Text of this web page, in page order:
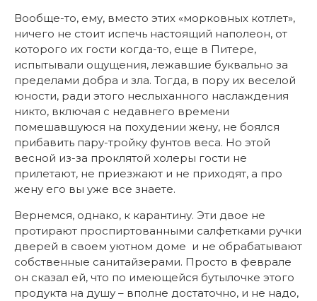
Вообще-то, ему, вместо этих «морковных котлет»,
ничего не стоит испечь настоящий наполеон, от
которого их гости когда-то, еще в Питере,
испытывали ощущения, лежавшие буквально за
пределами добра и зла. Тогда, в пору их веселой
юности, ради этого неслыханного наслаждения
никто, включая с недавнего времени
помешавшуюся на похудении жену, не боялся
прибавить пару-тройку фунтов веса. Но этой
весной из-за проклятой холеры гости не
прилетают, не приезжают и не приходят, а про
жену его вы уже все знаете.
Вернемся, однако, к карантину. Эти двое не
протирают проспиртованными салфетками ручки
дверей в своем уютном доме и не обрабатывают
собственные санитайзерами. Просто в феврале
он сказал ей, что по имеющейся бутылочке этого
продукта на душу – вполне достаточно, и не надо,